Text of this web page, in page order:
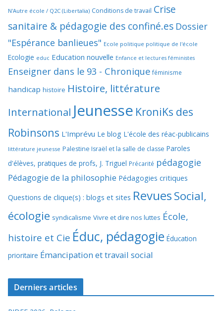
N'Autre école / Q2C (Libertalia) Conditions de travail Crise
sanitaire & pédagogie des confiné.es Dossier
"Espérance banlieues" Ecole politique politique de l'école
Ecologie educ Education nouvelle Enfance et lectures féministes
Enseigner dans le 93 - Chronique féminisme
handicap histoire Histoire, littérature
International Jeunesse KroniKs des
Robinsons L'Imprévu Le blog L'école des réac-publicains
littérature jeunesse Palestine Israël et la salle de classe Paroles
d'élèves, pratiques de profs, J. Triguel Précarité pédagogie
Pédagogie de la philosophie Pédagogies critiques
Questions de clique(s) : blogs et sites RevuesSocial,
écologie syndicalisme Vivre et dire nos luttes École,
histoire et Cie Éduc, pédagogie Éducation
prioritaire Émancipation et travail social
Derniers articles